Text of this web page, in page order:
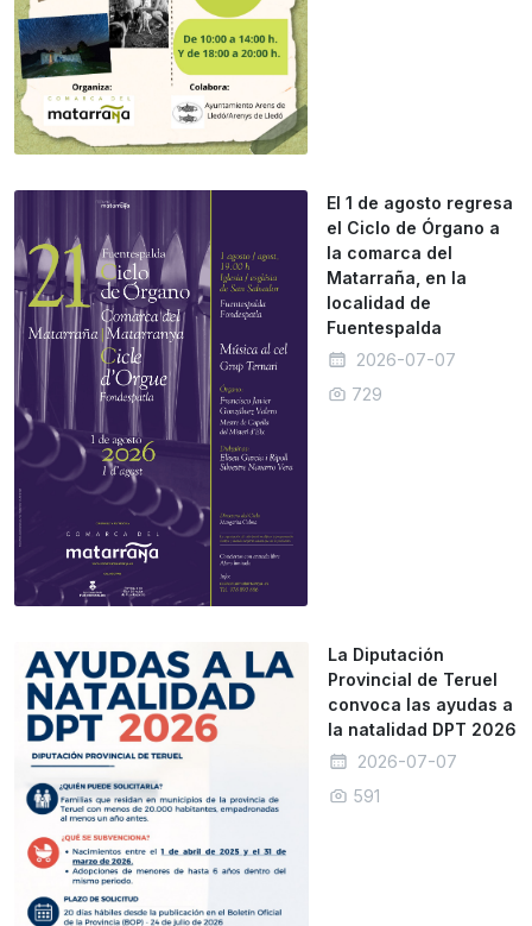
El 1 de agosto regresa
el Ciclo de Órgano a
la comarca del
Matarraña, en la
localidad de
Fuentespalda
2026-07-07
729
La Diputación
Provincial de Teruel
convoca las ayudas a
la natalidad DPT 2026
2026-07-07
591